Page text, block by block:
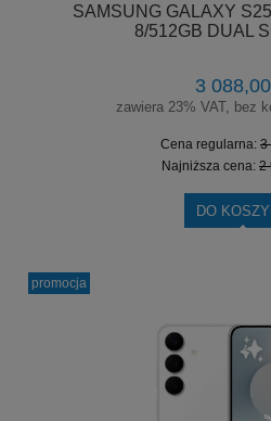
SAMSUNG GALAXY
8/512GB DUAL
3 088,00
zawiera 23% VAT, bez
Cena regularna: 3
Najniższa cena: 2
DO
promocja